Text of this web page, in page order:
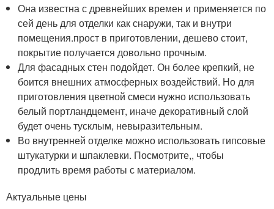
Она известна с древнейших времен и применяется по
сей день для отделки как снаружи, так и внутри
помещения.прост в приготовлении, дешево стоит,
покрытие получается довольно прочным.
Для фасадных стен подойдет. Он более крепкий, не
боится внешних атмосферных воздействий. Но для
приготовления цветной смеси нужно использовать
белый портландцемент, иначе декоративный слой
будет очень тусклым, невыразительным.
Во внутренней отделке можно использовать гипсовые
штукатурки и шпаклевки. Посмотрите,, чтобы
продлить время работы с материалом.
Актуальные цены